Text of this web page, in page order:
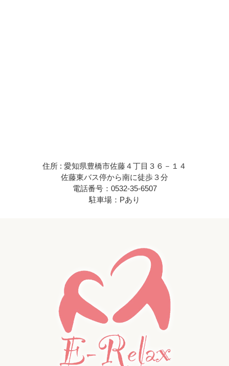
住所 : 愛知県豊橋市佐藤４丁目３６－１４
佐藤東バス停から南に徒歩３分
電話番号：0532-35-6507
駐車場：Pあり